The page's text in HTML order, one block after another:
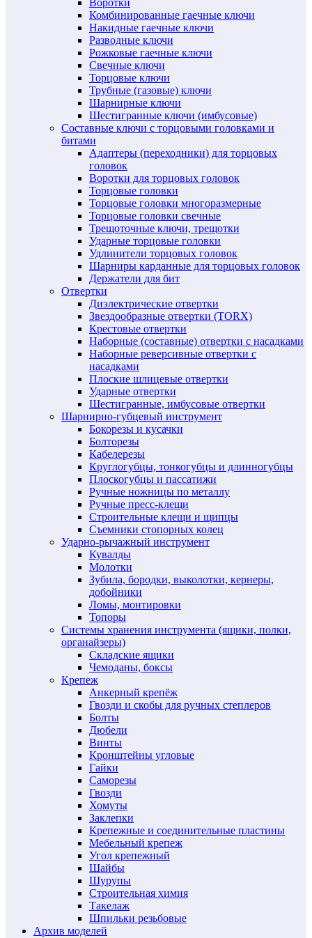
Воротки
Комбинированные гаечные ключи
Накидные гаечные ключи
Разводные ключи
Рожковые гаечные ключи
Свечные ключи
Торцовые ключи
Трубные (газовые) ключи
Шарнирные ключи
Шестигранные ключи (имбусовые)
Составные ключи с торцовыми головками и
битами
Адаптеры (переходники) для торцовых
головок
Воротки для торцовых головок
Торцовые головки
Торцовые головки многоразмерные
Торцовые головки свечные
Трещоточные ключи, трещотки
Ударные торцовые головки
Удлинители торцовых головок
Шарниры карданные для торцовых головок
Держатели для бит
Отвертки
Диэлектрические отвертки
Звездообразные отвертки (TORX)
Крестовые отвертки
Наборные (составные) отвертки с насадками
Наборные реверсивные отвертки с
насадками
Плоские шлицевые отвертки
Ударные отвертки
Шестигранные, имбусовые отвертки
Шарнирно-губцевый инструмент
Бокорезы и кусачки
Болторезы
Кабелерезы
Круглогубцы, тонкогубцы и длинногубцы
Плоскогубцы и пассатижи
Ручные ножницы по металлу
Ручные пресс-клещи
Строительные клещи и щипцы
Съемники стопорных колец
Ударно-рычажный инструмент
Кувалды
Молотки
Зубила, бородки, выколотки, кернеры,
добойники
Ломы, монтировки
Топоры
Системы хранения инструмента (ящики, полки,
органайзеры)
Складские ящики
Чемоданы, боксы
Крепеж
Анкерный крепёж
Гвозди и скобы для ручных степлеров
Болты
Дюбели
Винты
Кронштейны угловые
Гайки
Саморезы
Гвозди
Хомуты
Заклепки
Крепежные и соединительные пластины
Мебельный крепеж
Угол крепежный
Шайбы
Шурупы
Строительная химия
Такелаж
Шпильки резьбовые
Архив моделей